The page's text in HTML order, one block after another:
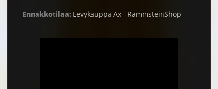
Ennakkotilaa: Levykauppa Äx - RammsteinShop